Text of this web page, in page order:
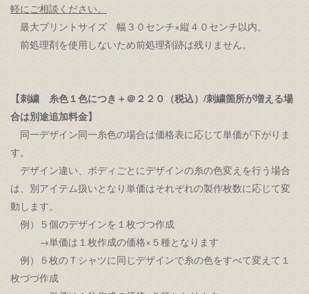
軽にご相談ください。
最大プリントサイズ 幅３０センチ×縦４０センチ以内。
前処理剤を使用しないため前処理剤跡は残りません。
【刺繍 糸色１色につき＋＠２２０（税込）/刺繍箇所が増える場
合は別途追加料金】
同一デザイン同一糸色の場合は価格表に応じて単価が下がりま
す。
デザイン違い、ボディごとにデザインの糸の色変えを行う場合
は、別アイテム扱いとなり単価はそれぞれの製作枚数に応じて変
動します。
例）５個のデザインを１枚づつ作成
→単価は１枚作成の価格×５種となります
例）５枚のＴシャツに同じデザインで糸の色をすべて変えて１
枚づづ作成